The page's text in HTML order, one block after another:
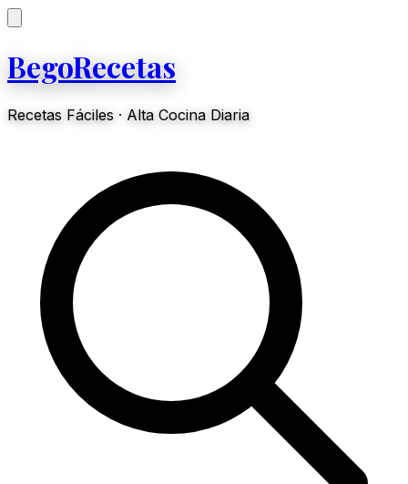
BegoRecetas
Recetas Fáciles · Alta Cocina Diaria